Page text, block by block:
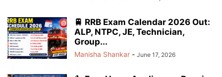
🚆 RRB Exam Calendar 2026 Out:
ALP, NTPC, JE, Technician,
Group...
Manisha Shankar - June 17, 2026